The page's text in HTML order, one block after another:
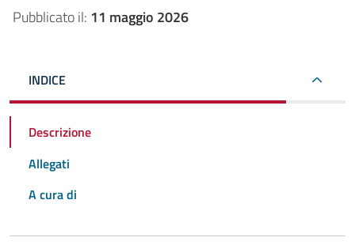
Pubblicato il: 11 maggio 2026
INDICE
Descrizione
Allegati
A cura di